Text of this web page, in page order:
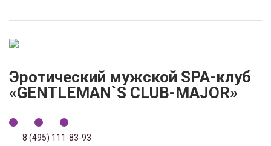
Эротический мужской SPA-клуб
«GENTLEMAN`S CLUB-MAJOR»
8 (495) 111-83-93